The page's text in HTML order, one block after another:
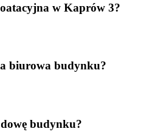
w Kaprów 3?
biurowa budynku?
budynku?